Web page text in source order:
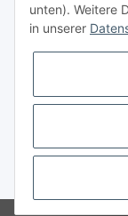
Mein Konto
* Alle Preise inkl.
unten). Weitere
in unserer